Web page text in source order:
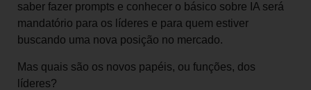
saber fazer prompts e conhecer o básico sobre IA será
mandatório para os líderes e para quem estiver
buscando uma nova posição no mercado.
Mas quais são os novos papéis, ou funções, dos
líderes?